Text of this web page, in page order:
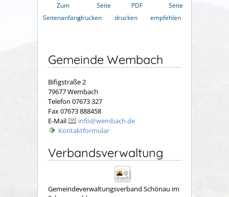
Zum
Seitenanfang
Seite
drucken
PDF
drucken
Seite
empfehlen
Gemeinde Wembach
Bifigstraße 2
79677 Wembach
Telefon 07673 327
Fax 07673 888458
E-Mail
info@wembach.de
Kontaktformular
Verbandsverwaltung
Gemeindeverwaltungsverband Schönau im